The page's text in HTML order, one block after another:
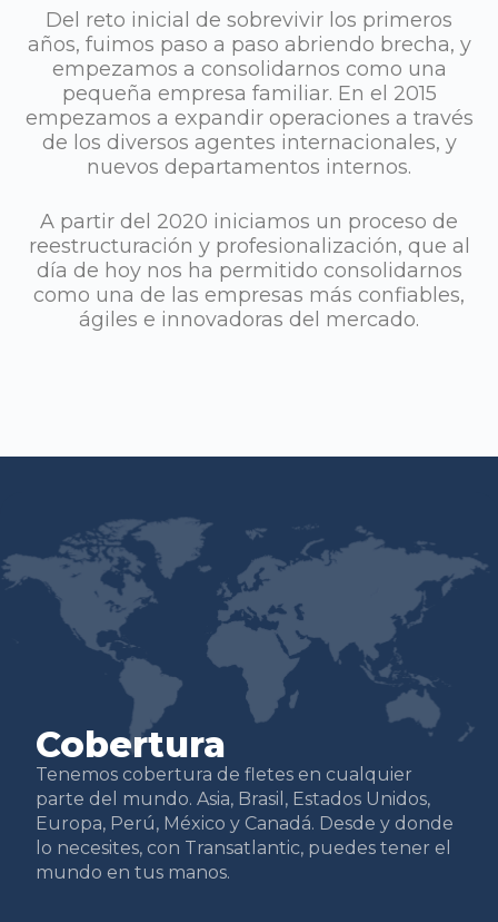
Del reto inicial de sobrevivir los primeros
años, fuimos paso a paso abriendo brecha, y
empezamos a consolidarnos como una
pequeña empresa familiar. En el 2015
empezamos a expandir operaciones a través
de los diversos agentes internacionales, y
nuevos departamentos internos.
A partir del 2020 iniciamos un proceso de
reestructuración y profesionalización, que al
día de hoy nos ha permitido consolidarnos
como una de las empresas más confiables,
ágiles e innovadoras del mercado.
Cobertura
Tenemos cobertura de fletes en cualquier
parte del mundo. Asia, Brasil, Estados Unidos,
Europa, Perú, México y Canadá. Desde y donde
lo necesites, con Transatlantic, puedes tener el
mundo en tus manos.